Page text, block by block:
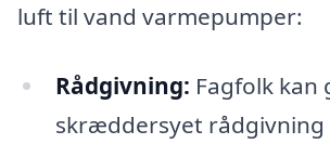
luft til vand varmepumper:
Rådgivning: Fagfolk kan
skræddersyet rådgivning